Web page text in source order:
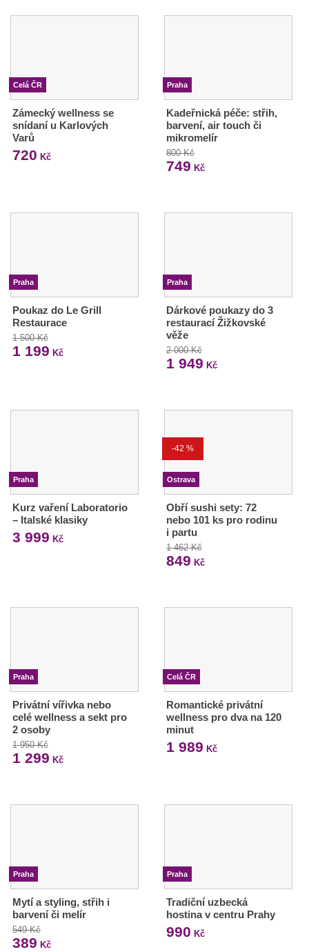
Celá ČR
Zámecký wellness se
snídaní u Karlových
Varů
720 Kč
Praha
Kadeřnická péče: střih,
barvení, air touch či
mikromelír
800 Kč
749 Kč
Praha
Poukaz do Le Grill
Restaurace
1 500 Kč
1 199 Kč
Praha
Dárkové poukazy do 3
restaurací Žižkovské
věže
2 000 Kč
1 949 Kč
Praha
Kurz vaření Laboratorio
– Italské klasiky
3 999 Kč
-42 %
Ostrava
Obří sushi sety: 72
nebo 101 ks pro rodinu
i partu
1 462 Kč
849 Kč
Praha
Privátní vířivka nebo
celé wellness a sekt pro
2 osoby
1 950 Kč
1 299 Kč
Celá ČR
Romantické privátní
wellness pro dva na 120
minut
1 989 Kč
Praha
Mytí a styling, střih i
barvení či melír
549 Kč
389 Kč
Praha
Tradiční uzbecká
hostina v centru Prahy
990 Kč